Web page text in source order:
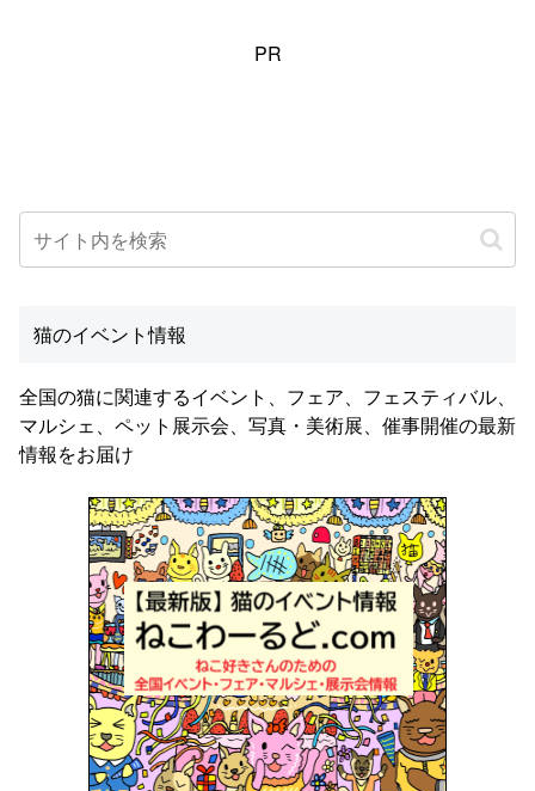
PR
猫のイベント情報
全国の猫に関連するイベント、フェア、フェスティバル、
マルシェ、ペット展示会、写真・美術展、催事開催の最新
情報をお届け